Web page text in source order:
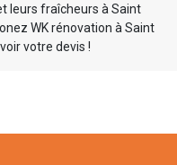
leurs fraîcheurs à Saint
WK rénovation à Saint
votre devis !